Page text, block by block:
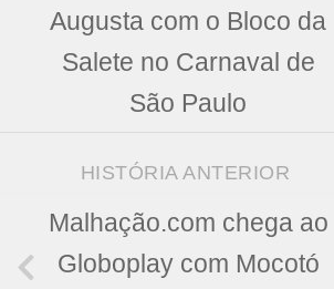
Augusta com o Bloco da
Salete no Carnaval de
São Paulo
HISTÓRIA ANTERIOR
Malhação.com chega ao
Globoplay com Mocotó